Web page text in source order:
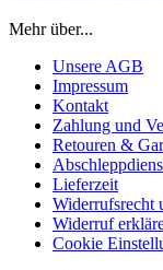
Mehr über...
Unsere AGB
Impressum
Kontakt
Zahlung und
Retouren &
Lieferzeit
Widerrufsrecht
Widerruf
Cookie